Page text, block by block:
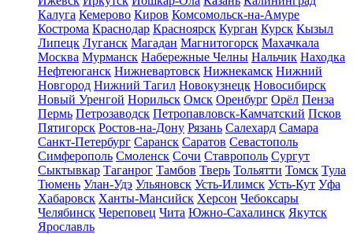
Калуга Кемерово Киров Комсомольск-на-Амуре
Кострома Краснодар Красноярск Курган Курск Кызыл
Липецк Луганск Магадан Магнитогорск Махачкала
Москва Мурманск Набережные Челны Нальчик Находка
Нефтеюганск Нижневартовск Нижнекамск Нижний
Новгород Нижний Тагил Новокузнецк Новосибирск
Новый Уренгой Норильск Омск Оренбург Орёл Пенза
Пермь Петрозаводск Петропавловск-Камчатский Псков
Пятигорск Ростов-на-Дону Рязань Салехард Самара
Санкт-Петербург Саранск Саратов Севастополь
Симферополь Смоленск Сочи Ставрополь Сургут
Сыктывкар Таганрог Тамбов Тверь Тольятти Томск Тула
Тюмень Улан-Удэ Ульяновск Усть-Илимск Усть-Кут Уфа
Хабаровск Ханты-Мансийск Херсон Чебоксары
Челябинск Череповец Чита Южно-Сахалинск Якутск
Ярославль